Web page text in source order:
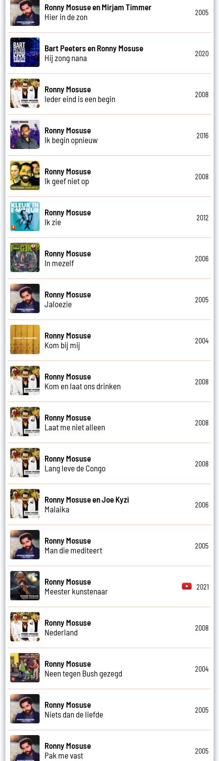
Ronny Mosuse en Mirjam Timmer
Hier in de zon
2005
Bart Peeters en Ronny Mosuse
Hij zong nana
2020
Ronny Mosuse
Ieder eind is een begin
2008
Ronny Mosuse
Ik begin opnieuw
2016
Ronny Mosuse
Ik geef niet op
2008
Ronny Mosuse
Ik zie
2012
Ronny Mosuse
In mezelf
2006
Ronny Mosuse
Jaloezie
2005
Ronny Mosuse
Kom bij mij
2004
Ronny Mosuse
Kom en laat ons drinken
2008
Ronny Mosuse
Laat me niet alleen
2008
Ronny Mosuse
Lang leve de Congo
2008
Ronny Mosuse en Joe Kyzi
Malaika
2006
Ronny Mosuse
Man die mediteert
2005
Ronny Mosuse
Meester kunstenaar
2021
Ronny Mosuse
Nederland
2008
Ronny Mosuse
Neen tegen Bush gezegd
2004
Ronny Mosuse
Niets dan de liefde
2005
Ronny Mosuse
Pak me vast
2005